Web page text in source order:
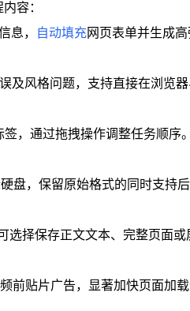
容：
息，
自动填充网页表单并生成
及风格问题，支持直接在浏览
，通过拖拽操作调整任务顺
盘，保留原始格式的同时支
择保存正文文本、完整页面
前贴片广告，显著加快页面加